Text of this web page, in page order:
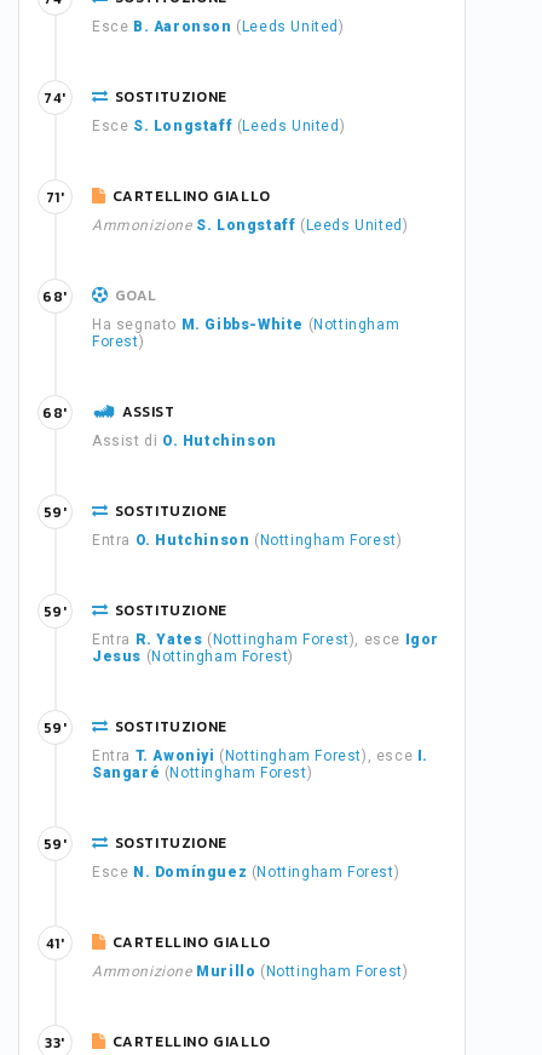
Esce B. Aaronson ( Leeds United)
SOSTITUZIONE
Esce S. Longstaff ( Leeds United )
74'
CARTELLINO GIALLO
Ammonizione S. Longstaff ( Leeds United )
71'
GOAL
Ha segnato M. Gibbs-White ( Nottingham
Forest)
68'
ASSIST
Assist di O. Hutchinson
68'
SOSTITUZIONE
Entra O. Hutchinson ( Nottingham Forest)
59'
SOSTITUZIONE
Entra R. Yates ( Nottingham Forest), esce
Igor
Jesus ( Nottingham Forest)
59'
SOSTITUZIONE
Entra T. Awoniyi ( Nottingham Forest), esce
I.
Sangaré ( Nottingham Forest)
59'
SOSTITUZIONE
Esce N. Domínguez ( Nottingham Forest)
59'
CARTELLINO GIALLO
Ammonizione Murillo ( Nottingham Forest)
41'
CARTELLINO GIALLO
33'